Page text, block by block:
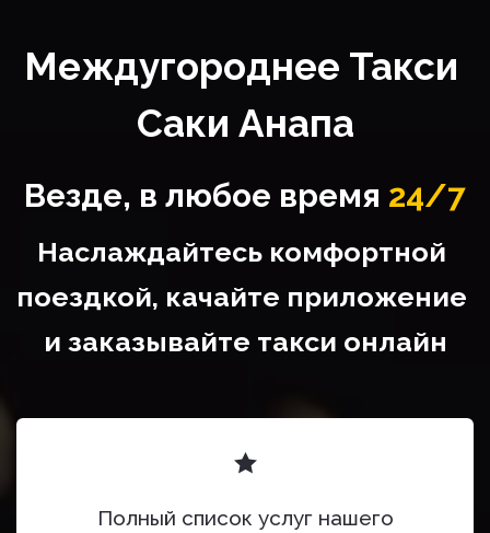
Саки Анапа
Везде, в любое время 24/7
Наслаждайтесь комфортной
поездкой, качайте приложение
и заказывайте такси онлайн
Полный список услуг нашего